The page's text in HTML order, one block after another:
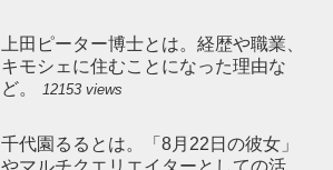
上田ピーター博士とは。経歴や職業、
キモシェに住むことになった理由な
ど。
12153 views
千代園るるとは。「8月22日の彼女」